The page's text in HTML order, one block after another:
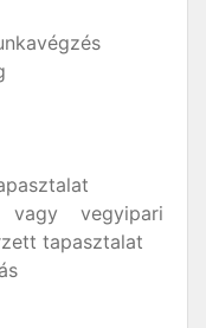
vagy vegyipari
tapasztalat